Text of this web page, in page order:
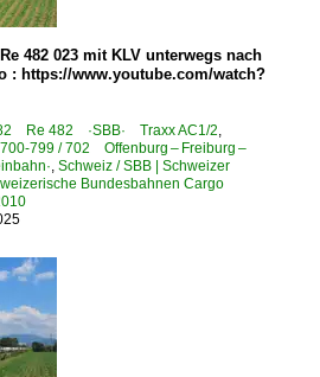
482 023 mit KLV unterwegs nach
: https://www.youtube.com/watch?
Re 482 ·SBB· Traxx AC1/2,
799 / 702 Offenburg – Freiburg –
, Schweiz / SBB | Schweizer
Bundesbahnen Cargo